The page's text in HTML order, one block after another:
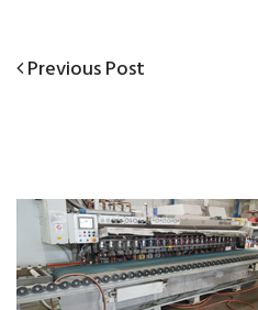
Navigacija
Prethodni
Previous Post